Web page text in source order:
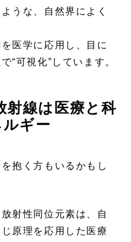
うな、自然界によく
医学に応用し、目に
“可視化”しています。
線は医療と科
ギー
抱く方もいるかもし
射性同位元素は、自
原理を応用した医療